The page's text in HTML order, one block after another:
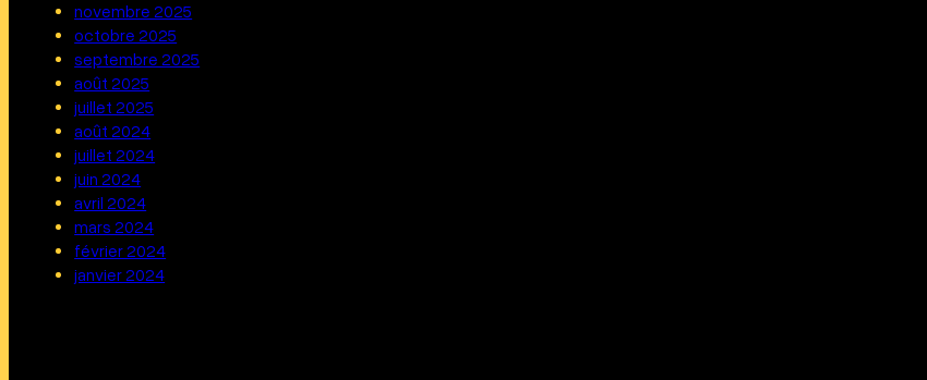
novembre 2025
octobre 2025
septembre 2025
août 2025
juillet 2025
août 2024
juillet 2024
juin 2024
avril 2024
mars 2024
février 2024
janvier 2024